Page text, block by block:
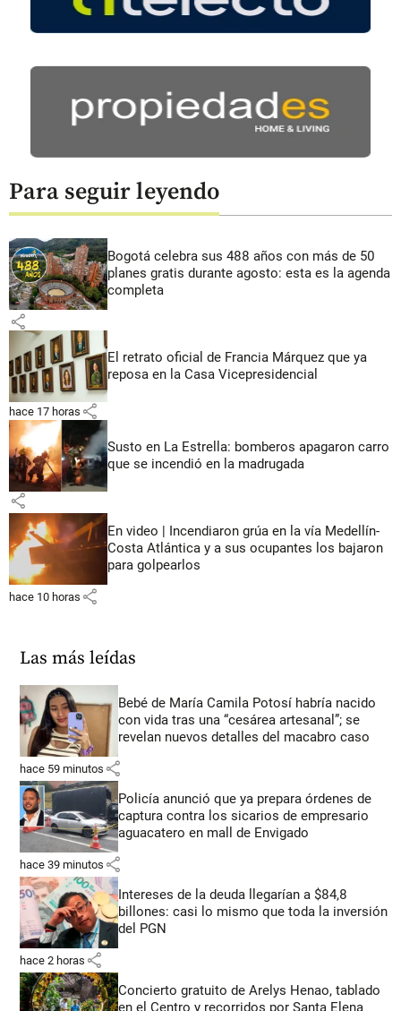
Para seguir leyendo
Bogotá celebra sus 488 años con más de 50
planes gratis durante agosto: esta es la agenda
completa
share
El retrato oficial de Francia Márquez que ya
reposa en la Casa Vicepresidencial
hace 17 horas share
Susto en La Estrella: bomberos apagaron carro
que se incendió en la madrugada
share
En video | Incendiaron grúa en la vía Medellín-
Costa Atlántica y a sus ocupantes los bajaron
para golpearlos
hace 10 horas share
Las más leídas
Bebé de María Camila Potosí habría nacido
con vida tras una “cesárea artesanal”; se
revelan nuevos detalles del macabro caso
hace 59 minutos share
Policía anunció que ya prepara órdenes de
captura contra los sicarios de empresario
aguacatero en mall de Envigado
hace 39 minutos share
Intereses de la deuda llegarían a $84,8
billones: casi lo mismo que toda la inversión
del PGN
hace 2 horas share
Concierto gratuito de Arelys Henao, tablado
en el Centro y recorridos por Santa Elena